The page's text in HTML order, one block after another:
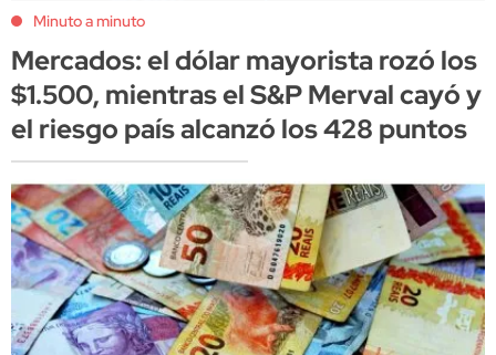
Minuto a minuto
Mercados: el dólar mayorista rozó los
$1.500, mientras el S&P Merval cayó y
el riesgo país alcanzó los 428 puntos